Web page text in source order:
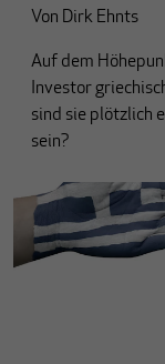
Von Dirk Ehnts
Auf dem
Investor
sind sie plötzlich
sein?